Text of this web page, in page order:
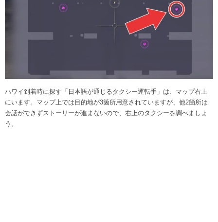
ハワイ到着時に探す「日本語が通じるタクシー運転手」は、マップ右上
にいます。マップ上では目的地が3箇所用意されていますが、他2箇所は
会話ができずストーリーが進まないので、右上のタクシーを調べましょ
う。